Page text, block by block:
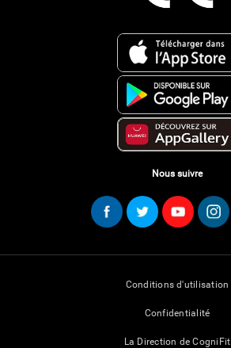
Nous suivre
Conditions d'utilisation
Confidentialité
La Direction de CogniFit